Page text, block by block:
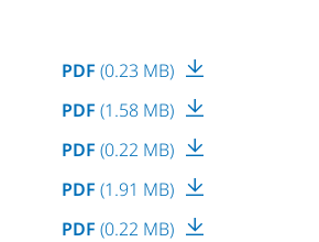
PDF (0.23 MB)
PDF (1.58 MB)
PDF (0.22 MB)
PDF (1.91 MB)
PDF (0.22 MB)